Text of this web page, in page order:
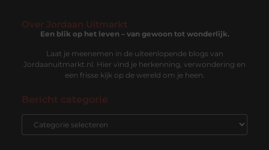
Over Jordaan Uitmarkt
Een blik op het leven – van gewoon tot wonderlijk.
Laat je meenemen in de uiteenlopende blogs van
Jordaanuitmarkt.nl. Hier vind je herkenning, verwondering en
een frisse kijk op de wereld om je heen.
Bericht categorie